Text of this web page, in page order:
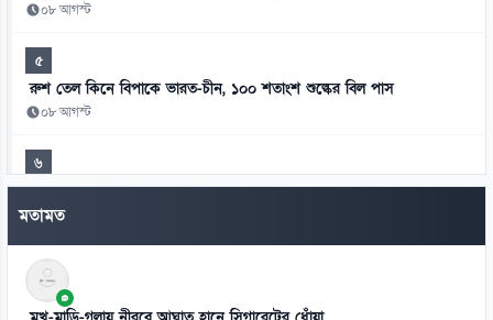
০৮ আগস্ট
৫
রুশ তেল কিনে বিপাকে ভারত-চীন, ১০০ শতাংশ শুল্কের বিল পাস
০৮ আগস্ট
৬
৫৪ রানে অলআউট বাংলাদেশ, ইনিংস ব্যবধানে লজ্জার হার
০৮ আগস্ট
৭
অটোরিকশায় বাসের ধাক্কা, প্রাণ গেল দুজনের
মতামত